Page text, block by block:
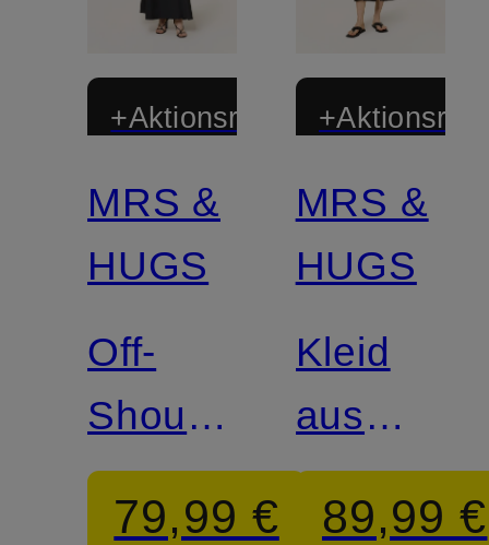
+Aktionsrabatt
MRS &
HUGS
Off-
Shoulder-
Kleid
79,99 €
MRS &
HUGS
Kleid
aus
89,99 €